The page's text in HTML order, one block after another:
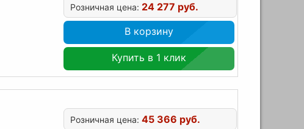
Розничная цена: 24 277 руб.
В корзину
Купить в 1 клик
Розничная цена: 45 366 руб.